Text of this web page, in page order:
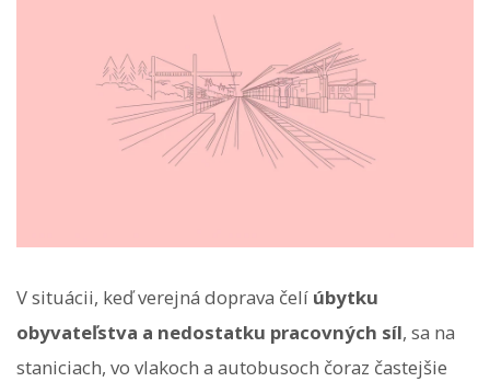
V situácii, keď verejná doprava čelí úbytku
obyvateľstva a nedostatku pracovných síl, sa na
staniciach, vo vlakoch a autobusoch čoraz častejšie